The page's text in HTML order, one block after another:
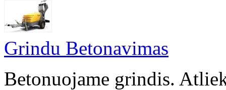
Grindu Betonavimas
Betonuojame grindis.